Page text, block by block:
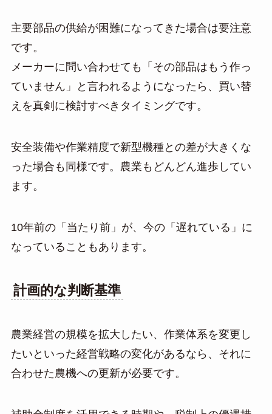
主要部品の供給が困難になってきた場合は要注意
です。
メーカーに問い合わせても「その部品はもう作っ
ていません」と言われるようになったら、買い替
えを真剣に検討すべきタイミングです。
安全装備や作業精度で新型機種との差が大きくな
った場合も同様です。農業もどんどん進歩してい
ます。
10年前の「当たり前」が、今の「遅れている」に
なっていることもあります。
計画的な判断基準
農業経営の規模を拡大したい、作業体系を変更し
たいといった経営戦略の変化があるなら、それに
合わせた農機への更新が必要です。